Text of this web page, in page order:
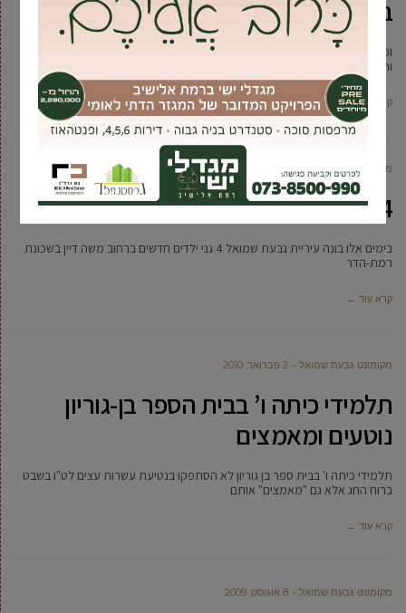
בפסטיבל אירועי קיץ!!
ומי לא היה שם לקבל את פני הבאים? מנחי עיר ערוץ הילדים המפורסמים
והאהובים, הכבשה שושנה , הופ ילדות ישראלית
קרא עוד ←
מקומונט גבעת שמואל 5 מאי, 2010
4 גני ילדים חדשים נבנים בגבעת שמואל
בימים אלו בונה עיריית גבעת שמואל 4 גני ילדים חדשים ברחוב משה דיין בשכונת
רמת-הדר
קרא עוד ←
מקומונט גבעת שמואל 2 פברואר, 2010
תלמידי כיתה ו’ בבית הספר בן-גוריון
נוטעים ומאמצים
תלמידי כיתה ו' בבית ספר בן גוריון לא הסתפקו בנטיעת עשרות עצים לט"ו בשבט
ברוח החג אלא גם "מאמצים" אותם
קרא עוד ←
מקומונט גבעת שמואל 8 אוגוסט, 2009